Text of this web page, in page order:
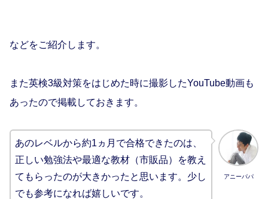
などをご紹介します。
また英検3級対策をはじめた時に撮影したYouTube動画も
あったので掲載しておきます。
アニーパパ
あのレベルから約1ヵ月で合格できたのは、
正しい勉強法や最適な教材（市販品）を教え
てもらったのが大きかったと思います。少し
でも参考になれば嬉しいです。